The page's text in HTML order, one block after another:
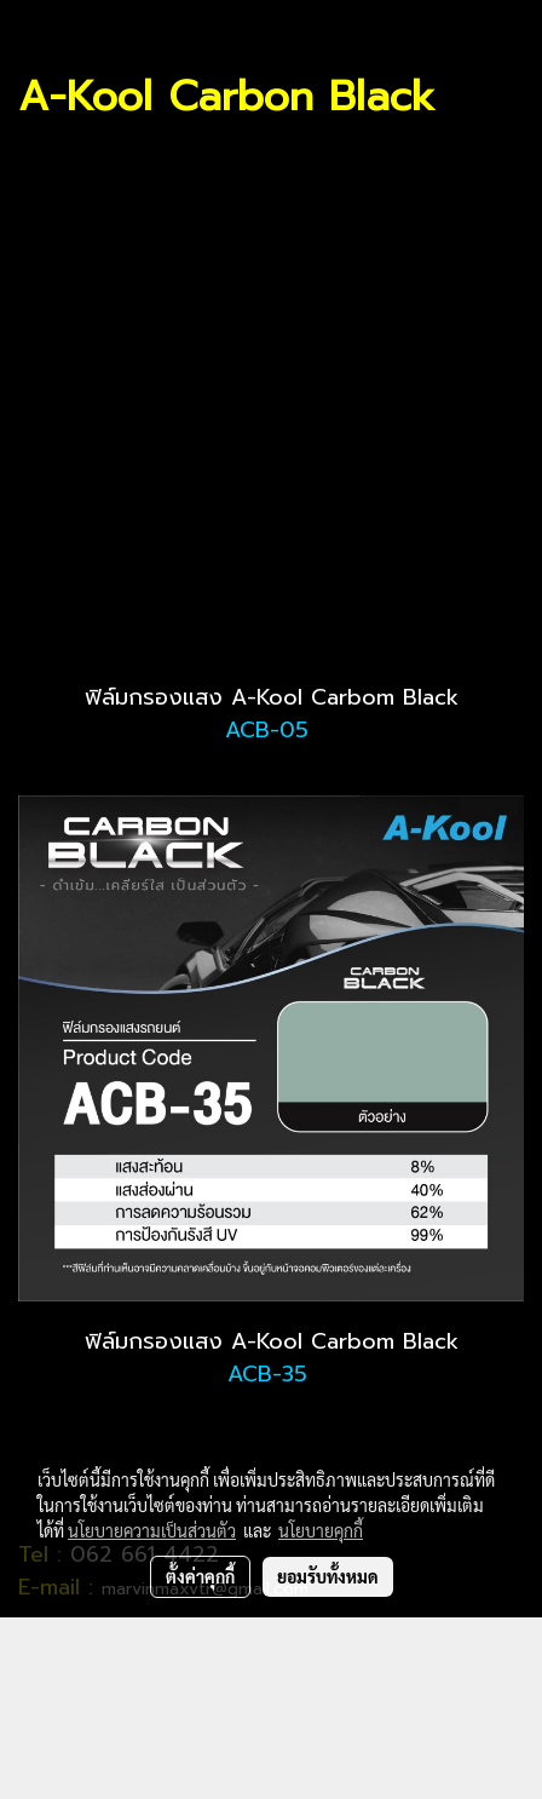
A-Kool Carbon Black
ฟิล์มกรองแสง A-Kool Carbom Black
ACB-05
ฟิล์มกรองแสง A-Kool Carbom Black
ACB-35
Tel : 062 661 4422
E-mail : marvinmaxvtr@gmail.com
เว็บไซต์นี้มีการใช้งานคุกกี้ เพื่อเพิ่มประสิทธิภาพและประสบการณ์ที่ดี
ในการใช้งานเว็บไซต์ของท่าน ท่านสามารถอ่านรายละเอียดเพิ่มเติม
ได้ที่นโยบายความเป็นส่วนตัว และ นโยบายคุกกี้
ตั้งค่าคุกกี้ ยอมรับทั้งหมด